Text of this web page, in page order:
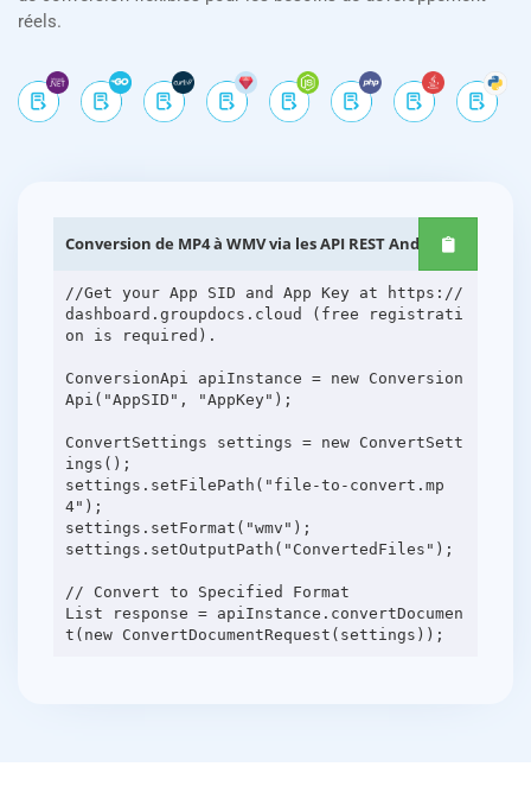
réels.
Conversion de MP4 à WMV via les API REST Android
//Get your App SID and App Key at https://
dashboard.groupdocs.cloud (free registrati
on is required).
ConversionApi apiInstance = new Conversion
Api("AppSID", "AppKey");
ConvertSettings settings = new ConvertSett
ings();
settings.setFilePath("file-to-convert.mp
4");
settings.setFormat("wmv");
settings.setOutputPath("ConvertedFiles");
// Convert to Specified Format
List response = apiInstance.convertDocumen